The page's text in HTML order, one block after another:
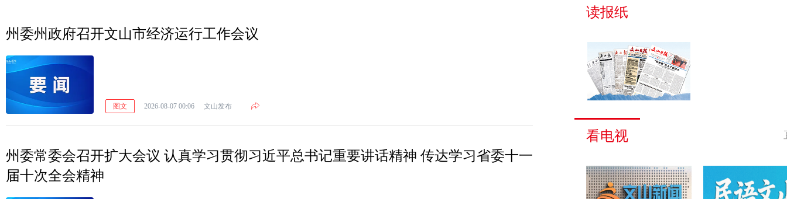
州委州政府召开文山市经济运行工作会议
图文 2026-08-07 00:06 文山发布
州委常委会召开扩大会议 认真学习贯彻习近平总书记重要讲话精神 传达学习省委十一
届十次全会精神
读报纸
看电视